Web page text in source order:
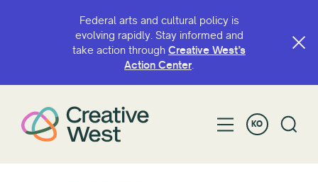
Federal arts and cultural policy is
evolving rapidly. Stay informed and
take action through Creative West’s
Action Center.
KO
옹호